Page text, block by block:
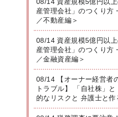
08/14 資産規模5億円以
産管理会社」のつくり方
／不動産編＞
08/14 資産規模5億円以
産管理会社」のつくり方
／金融資産編＞
08/14 【オーナー経営者
トラブル】 「自社株」
的なリスクと 弁護士と作